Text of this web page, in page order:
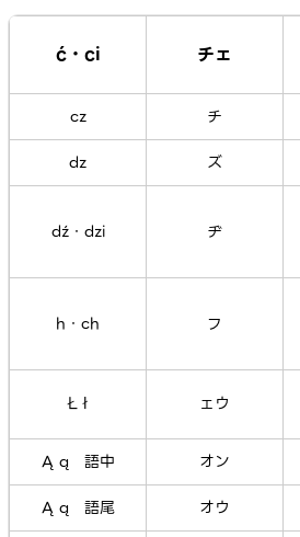
ć・ci チェ
cz チ
dz
ズ
dź・dzi ヂ
h・ch フ
Ł ł ェウ
Ą ą 語中
オン
Ą ą 語尾
オウ